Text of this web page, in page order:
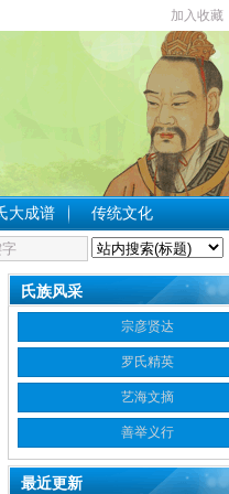
加入收藏
大成谱 传统文化
氏族风采
宗彦贤达
罗氏精英
艺海文摘
善举义行
最近更新